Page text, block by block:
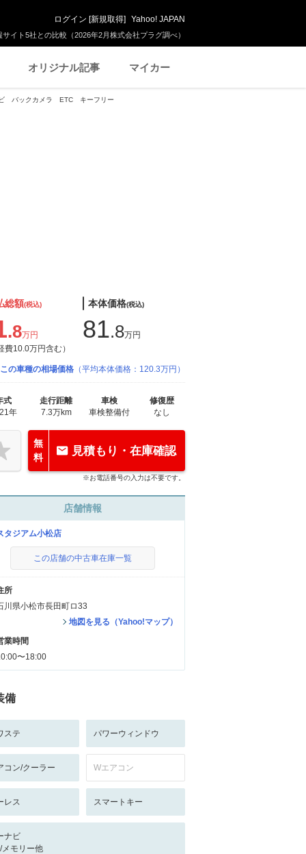
イト5社との比較（2026年2月株式会社プラグ調べ）
ログイン [新規取得] Yahoo! JAPAN
オリジナル記事 マイカー
ビ バックカメラ ETC キーフリー
総額(税込)
.8万円
費10.0万円含む）
本体価格(税込)
81.8万円
この車種の相場価格 （平均本体価格：120.3万円）
式
年
走行距離
7.3万km
車検
車検整備付
修復歴
なし
無
料
見積もり・在庫確認
※お電話番号の入力は不要です。
店舗情報
タジアム小松店
この店舗の中古車在庫一覧
所
川県小松市長田町ロ33
地図を見る（Yahoo!マップ）
業時間
〜18:00
備
ステ パワーウィンドウ
コン/クーラー Wエアコン
レス スマートキー
ナビ
メモリー他